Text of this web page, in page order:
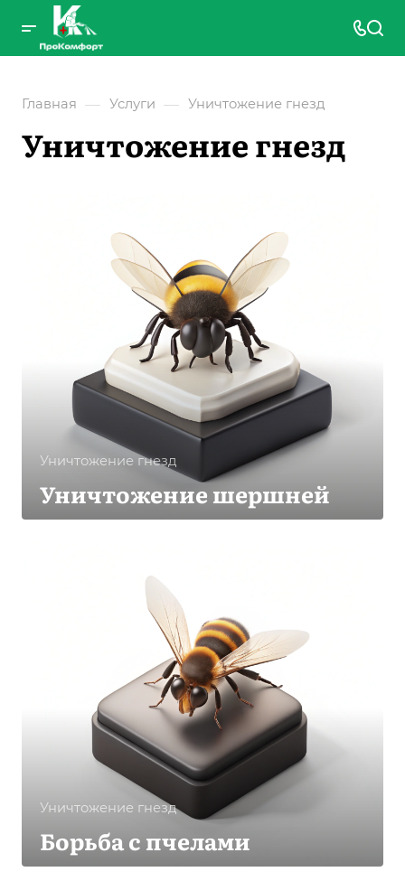
Главная — Услуги — Уничтожение гнезд
Уничтожение гнезд
Уничтожение гнезд
Уничтожение шершней
Уничтожение гнезд
Борьба с пчелами